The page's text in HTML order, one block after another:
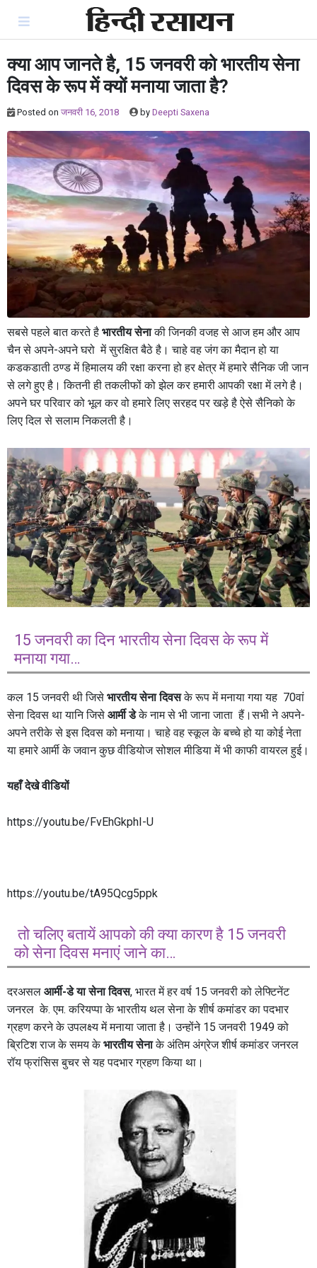
content
क्या आप जानते है, 15 जनवरी को भारतीय सेना
दिवस के रूप में क्यों मनाया जाता है?
Posted on जनवरी 16, 2018 by Deepti Saxena
सबसे पहले बात करते है भारतीय सेनाकी जिनकी वजह से आज हम और आप
चैन से अपने-अपने घरो में सुरक्षित बैठे है। चाहे वह जंग का मैदान हो या
कडकडाती ठण्ड में हिमालय की रक्षा करना हो हर क्षेत्र में हमारे सैनिक जी जान
से लगे हुए है। कितनी ही तकलीफों को झेल कर हमारी आपकी रक्षा में लगे है।
अपने घर परिवार को भूल कर वो हमारे लिए सरहद पर खड़े है ऐसे सैनिको के
लिए दिल से सलाम निकलती है।
15 जनवरी का दिन भारतीय सेना दिवस के रूप में
मनाया गया…
कल 15 जनवरी थी जिसे भारतीय सेना दिवसके रूप में मनाया गया यह 70वां
सेना दिवस था यानि जिसे आर्मी डेके नाम से भी जाना जाता हैं।सभी ने अपने-
अपने तरीके से इस दिवस को मनाया। चाहे वह स्कूल के बच्चे हो या कोई नेता
या हमारे आर्मी के जवान कुछ वीडियोज सोशल मीडिया में भी काफी वायरल हुई।
यहाँ देखे वीडियों
https://youtu.be/FvEhGkphI-U
https://youtu.be/tA95Qcg5ppk
तो चलिए बतायें आपको की क्या कारण है 15 जनवरी
को सेना दिवस मनाएं जाने का…
दरअसल आर्मी-डे या सेना दिवस, भारत में हर वर्ष 15 जनवरी को लेफ्टिनेंट
जनरल के. एम. करियप्पा के भारतीय थल सेना के शीर्ष कमांडर का पदभार
ग्रहण करने के उपलक्ष्य में मनाया जाता है। उन्होंने 15 जनवरी 1949 को
ब्रिटिश राज के समय केभारतीय सेनाके अंतिम अंग्रेज शीर्ष कमांडर जनरल
रॉय फ्रांसिस बुचर से यह पदभार ग्रहण किया था।